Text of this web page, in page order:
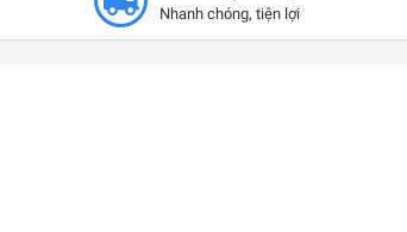
Nhanh chóng, tiện lợi